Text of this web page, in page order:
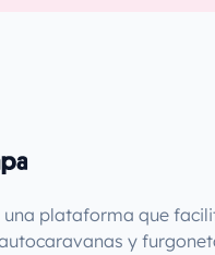
una plataforma que
y